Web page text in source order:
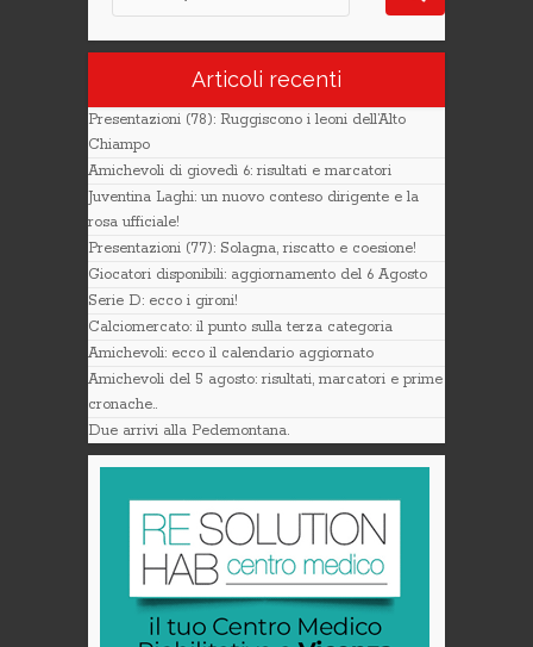
Articoli recenti
Presentazioni (78): Ruggiscono i leoni dell’Alto
Chiampo
Amichevoli di giovedì 6: risultati e marcatori
Juventina Laghi: un nuovo conteso dirigente e la
rosa ufficiale!
Presentazioni (77): Solagna, riscatto e coesione!
Giocatori disponibili: aggiornamento del 6 Agosto
Serie D: ecco i gironi!
Calciomercato: il punto sulla terza categoria
Amichevoli: ecco il calendario aggiornato
Amichevoli del 5 agosto: risultati, marcatori e prime
cronache..
Due arrivi alla Pedemontana.